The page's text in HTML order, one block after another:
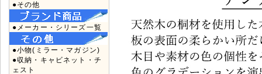
●その他
●メーカー・シリーズ一覧
●小物(ミラー・マガジン)
●収納・キャビネット・チ
ェスト